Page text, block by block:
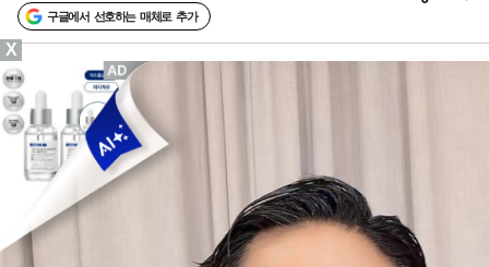
구글에서 선호하는 매체로 추가
X